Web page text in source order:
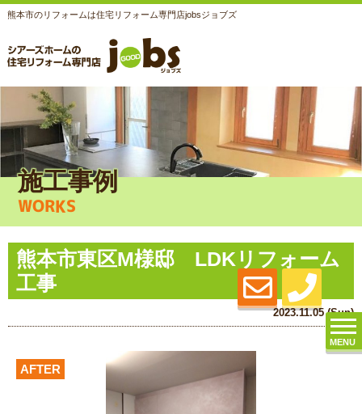
熊本市のリフォームは住宅リフォーム専門店jobsジョブズ
MENU
施工事例
WORKS
熊本市東区M様邸 LDKリフォーム
工事
2023.11.05 (Sun)
AFTER